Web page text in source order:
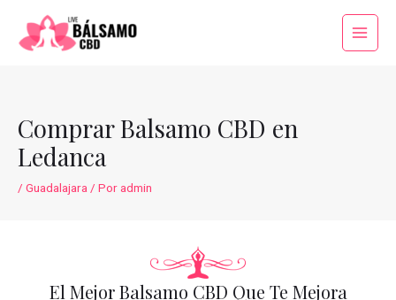
contenido
Main
Comprar Balsamo CBD en
Ledanca
/ Guadalajara / Poradmin
El Mejor Balsamo CBD Que Te Mejora